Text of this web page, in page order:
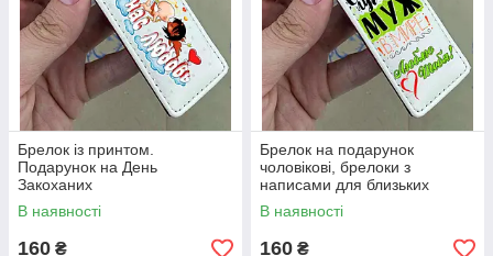
Брелок із принтом.
Подарунок на День
Закоханих
В наявності
160 ₴
Брелок на подарунок
чоловікові, брелоки з
написами для близьких
В наявності
160 ₴